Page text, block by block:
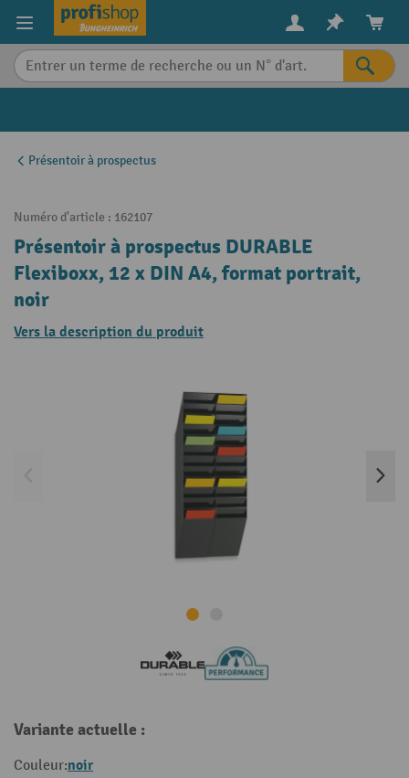
content
Présentoir à prospectus
Numéro d'article : 162107
Présentoir à prospectus DURABLE
Flexiboxx, 12 x DIN A4, format portrait,
noir
Vers la description du produit
Variante actuelle :
Couleur:noir